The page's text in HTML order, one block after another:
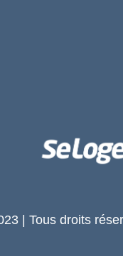
| Tous droits